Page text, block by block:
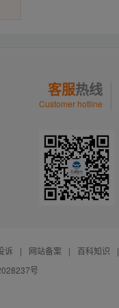
客服热线
Customer hotline
诉 | 网站备案 | 百科知识 |
号